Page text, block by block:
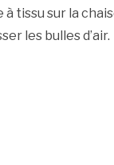
à tissu sur la
les bulles d’air.